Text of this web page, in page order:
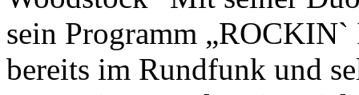
sein Programm
bereits im Rundfunk und